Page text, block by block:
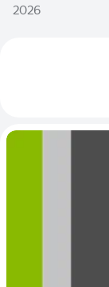
2026